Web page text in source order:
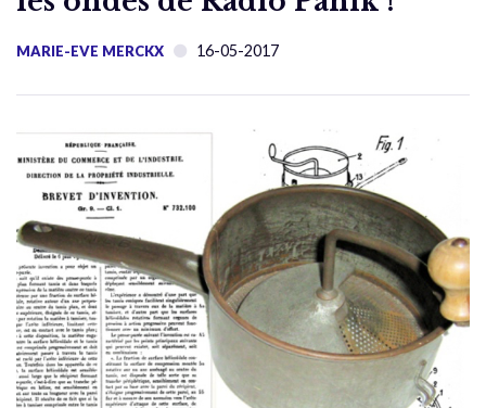
MARIE-EVE MERCKX 16-05-2017